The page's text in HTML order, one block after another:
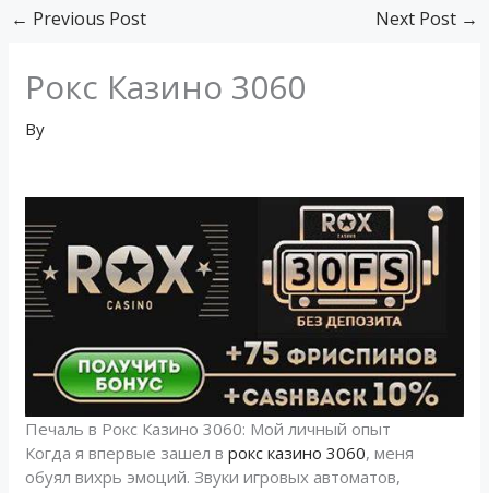
← Previous Post Next Post →
Рокс Казино 3060
By
Печаль в Рокс Казино 3060: Мой личный опыт
Когда я впервые зашел врокс казино 3060, меня
обуял вихрь эмоций. Звуки игровых автоматов,